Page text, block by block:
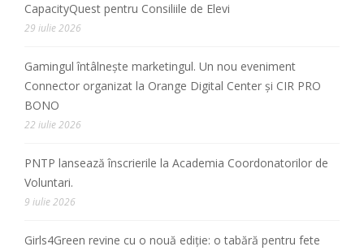
CapacityQuest pentru Consiliile de Elevi
29 iulie 2026
Gamingul întâlnește marketingul. Un nou eveniment
Connector organizat la Orange Digital Center și CIR PRO
BONO
22 iulie 2026
PNTP lansează înscrierile la Academia Coordonatorilor de
Voluntari.
9 iulie 2026
Girls4Green revine cu o nouă ediție: o tabără pentru fete